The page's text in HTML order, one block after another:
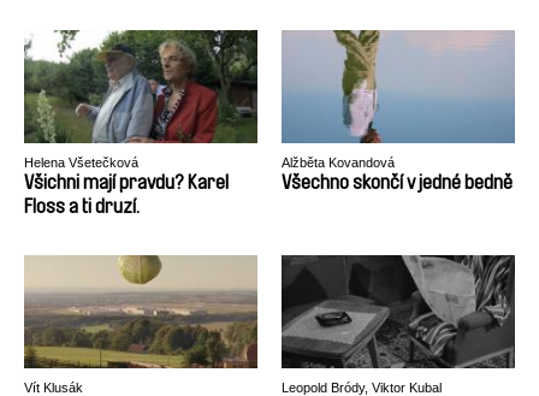
Helena Všetečková
Všichni mají pravdu? Karel
Floss a ti druzí.
Alžběta Kovandová
Všechno skončí v jedné bedně
Vít Klusák Leopold Bródy, Viktor Kubal